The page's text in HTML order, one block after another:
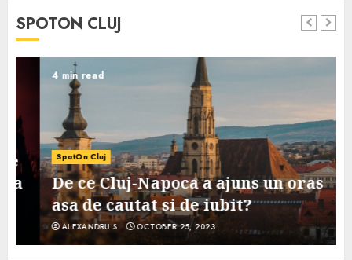
SPOTON CLUJ
4 min read
SpotOn Cluj
De ce Cluj-Napoca a ajuns un oras
asa de cautat si de iubit?
ALEXANDRU S. OCTOBER 25, 2023